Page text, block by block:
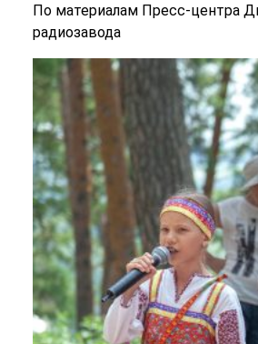
По материалам Пресс-центра
радиозавода